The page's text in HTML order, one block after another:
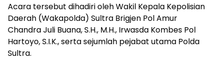
Acara tersebut dihadiri oleh Wakil Kepala Kepolisian
Daerah (Wakapolda) Sultra Brigjen Pol Amur
Chandra Juli Buana, S.H., M.H., Irwasda Kombes Pol
Hartoyo, S.I.K., serta sejumlah pejabat utama Polda
Sultra.